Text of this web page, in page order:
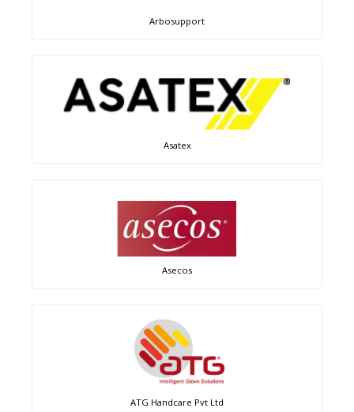
Arbosupport
Asatex
Asecos
ATG Handcare Pvt Ltd